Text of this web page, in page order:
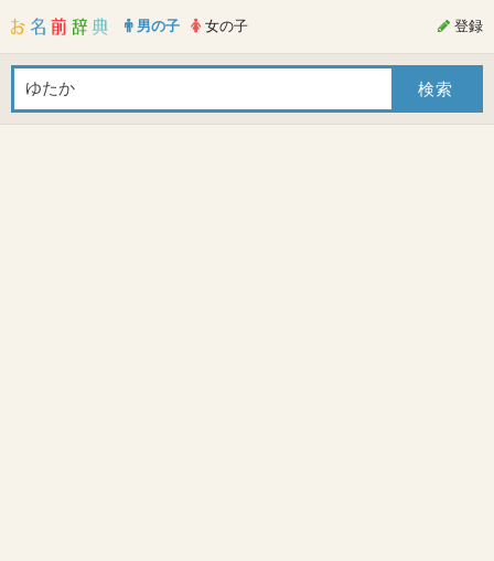
男の子 女の子 登録